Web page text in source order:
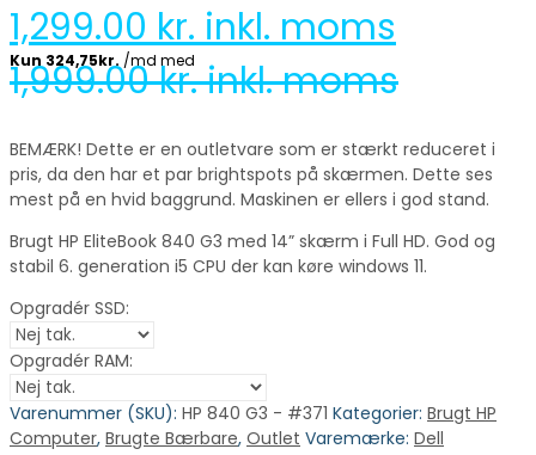
1,299.00 kr. inkl. moms
1,999.00kr. inkl. moms
BEMÆRK! Dette er en outletvare som er stærkt reduceret i
pris, da den har et par brightspots på skærmen. Dette ses
mest på en hvid baggrund. Maskinen er ellers i god stand.
Brugt HP EliteBook 840 G3 med 14” skærm i Full HD. God og
stabil 6. generation i5 CPU der kan køre windows 11.
Opgradér SSD:
Opgradér RAM:
Varenummer (SKU): HP 840 G3 - #371 Kategorier: Brugt HP
Computer, Brugte Bærbare, Outlet Varemærke: Dell